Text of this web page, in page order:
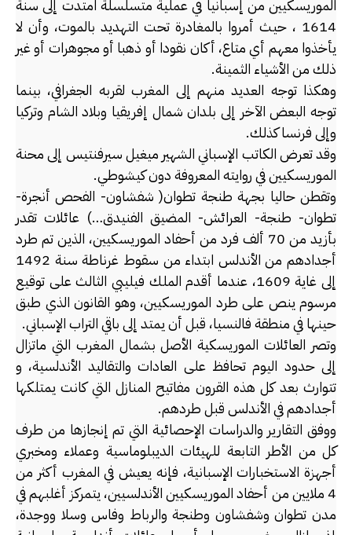
الموريسكيين من إسبانيا في عملية متسلسلة امتدت إلى سنة
1614 ، حيث أمروا بالمغادرة تحت التهديد بالموت، وأن لا
يأخذوا معهم أي متاع، أكان نقودا أو ذهبا أو مجوهرات أو غير
ذلك من الأشياء الثمينة.
وهكذا توجه العديد منهم إلى المغرب لقربه الجغرافي، بينما
توجه البعض الآخر إلى بلدان شمال إفريقيا وبلاد الشام وتركيا
وإلى فرنسا كذلك.
وقد تعرض الكاتب الإسباني الشهير ميغيل سيرفنتيس إلى محنة
الموريسكيين في روايته المعروفة دون كيشوطي.
وتقطن حاليا بجهة طنجة تطوان( شفشاون- الفحص أنجرة-
تطوان- طنجة- العرائش- المضيق الفنيدق…) عائلات تقدر
بأزيد من 70 ألف فرد من أحفاد الموريسكيين، الذين تم طرد
أجدادهم من الأندلس ابتداء من سقوط غرناطة سنة 1492
إلى غاية 1609، عندما أقدم الملك فيليبي الثالث على توقيع
مرسوم ينص على طرد الموريسكيين، وهو القانون الذي طبق
حينها في منطقة فالنسيا، قبل أن يمتد إلى باقي التراب الإسباني.
وتصر العائلات الموريسكية الأصل بشمال المغرب التي ماتزال
إلى حدود اليوم تحافظ على العادات والتقاليد الأندلسية، و
تتوارث بعد كل هذه القرون مفاتيح المنازل التي كانت يمتلكها
أجدادهم في الأندلس قبل طردهم.
ووفق التقارير والدراسات الإحصائية التي تم إنجازها من طرف
كل من الأطر التابعة للهيئات الديبلوماسية وعملاء ومخبري
أجهزة الاستخبارات الإسبانية، فإنه يعيش في المغرب أكثر من
4 ملايين من أحفاد الموريسكيين الأندلسيين، يتمركز أغلبهم في
مدن تطوان وشفشاون وطنجة والرباط وفاس وسلا ووجدة،